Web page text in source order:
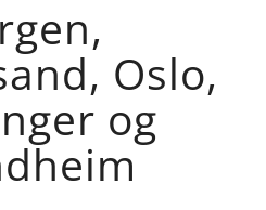
Oslo,
og